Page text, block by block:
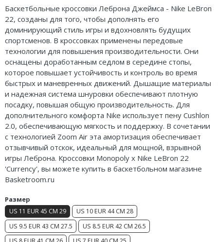
Баскетбольные кроссовки Леброна Джеймса - Nike LeBron
22, созданы для того, чтобы дополнять его
доминирующий стиль игры и вдохновлять будущих
спортсменов. В кроссовках применены передовые
технологии для повышения производительности. Они
оснащены доработанным седлом в середине стопы,
которое повышает устойчивость и контроль во время
быстрых и маневренных движений. Дышащие материалы
и надежная система шнуровки обеспечивают плотную
посадку, повышая общую производительность. Для
дополнительного комфорта Nike использует пену Cushlon
2.0, обеспечивающую мягкость и поддержку. В сочетании
с технологией Zoom Air эта амортизация обеспечивает
отзывчивый отскок, идеальный для мощной, взрывной
игры Леброна. Кроссовки Monopoly x Nike LeBron 22
'Currency', вы можете купить в баскетбольном магазине
Basketroom.ru
Размер
US 11 EUR 45 CM 29
US 10 EUR 44 CM 28
US 9.5 EUR 43 CM 27.5
US 8.5 EUR 42 CM 26.5
Air Jordan 36
Air Jordan 1
Air Jordan 3
Air Jordan 4
Air Jordan 5
Air Jordan 6
Air Jordan 7
Air Jordan 10
Air Jordan 11
Air Jordan 13
Air Jordan 14
Nike Precision
Nike Hyperdunk
Nike Hyperset
Nike Cosmic Unity
Nike Air Deldon
Nike Sabrina
Nike A’ja
Nike ST
Nike GT
Nike Book
Nike LeBron
adidas Harden
adidas Dame
adidas AE
Adidas Yeezy Boost 350 V2
Old Order
LACOSTE
The North Face